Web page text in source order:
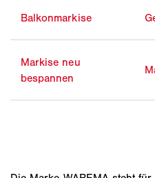
Balkonmarkise
Markise neu
bespannen